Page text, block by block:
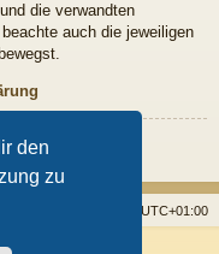
den
zu
die verwandten
auch die jeweiligen
UTC+01:00
© phpBB Limited